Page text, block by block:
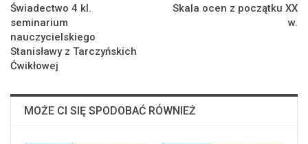
Świadectwo 4 kl.
seminarium
nauczycielskiego
Stanisławy z Tarczyńskich
Ćwikłowej
Skala ocen z początku XX
w.
MOŻE CI SIĘ SPODOBAĆ RÓWNIEŻ